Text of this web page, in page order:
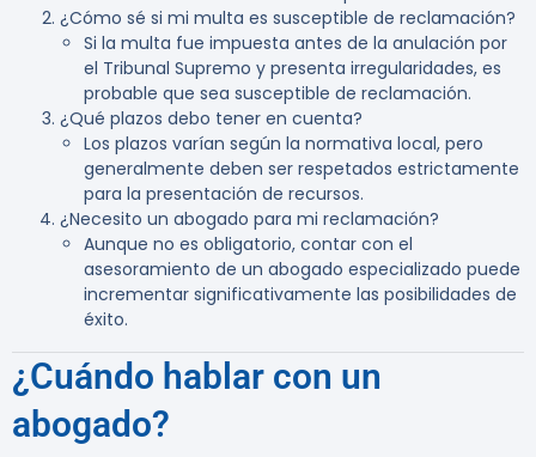
¿Cómo sé si mi multa es susceptible de reclamación?
Si la multa fue impuesta antes de la anulación por
el Tribunal Supremo y presenta irregularidades, es
probable que sea susceptible de reclamación.
¿Qué plazos debo tener en cuenta?
Los plazos varían según la normativa local, pero
generalmente deben ser respetados estrictamente
para la presentación de recursos.
¿Necesito un abogado para mi reclamación?
Aunque no es obligatorio, contar con el
asesoramiento de un abogado especializado puede
incrementar significativamente las posibilidades de
éxito.
¿Cuándo hablar con un
abogado?